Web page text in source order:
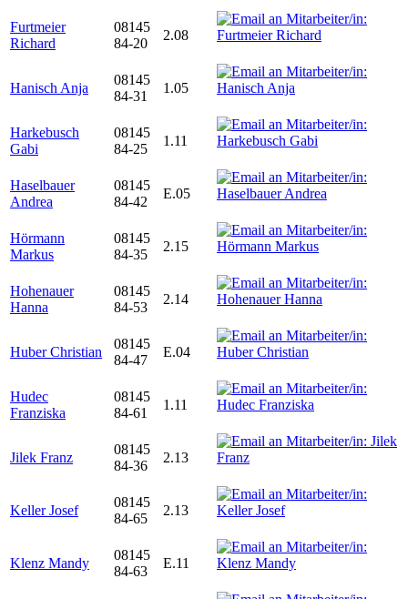
Furtmeier
Richard
08145
84-20
2.08
Hanisch Anja
08145
84-31
1.05
Harkebusch
Gabi
08145
84-25
1.11
Haselbauer
Andrea
08145
84-42
E.05
Hörmann
Markus
08145
84-35
2.15
Hohenauer
Hanna
08145
84-53
2.14
Huber Christian
08145
84-47
E.04
Hudec
Franziska
08145
84-61
1.11
Jilek Franz
08145
84-36
2.13
Keller Josef
08145
84-65
2.13
Klenz Mandy
08145
84-63
E.11